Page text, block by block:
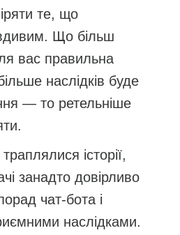
те, що
Що більш
вас правильна
наслідків буде
— то ретельніше
історії,
занадто довірливо
чат-бота і
наслідками.